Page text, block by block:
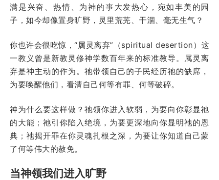
满是兴奋、热情、为神的事大发热心，宛如丰美的园
子，如今却像置身旷野，灵里荒芜、干涸、毫无生气？
你也许会很吃惊，“属灵离弃”（spiritual desertion）这
一教义曾是新教灵修神学数百年来的标准教导。属灵离
弃是神主动的作为。祂带领自己的子民经历祂的缺席，
为要唤醒他们，看清自己何等有罪、何等破碎。
神为什么要这样做？祂领你进入软弱，为要向你彰显祂
的大能；祂引你陷入绝境，为要更深地向你显明祂的恩
典；祂揭开罪在你灵魂扎根之深，为要让你知道自己蒙
了何等伟大的赦免。
当神领我们进入旷野